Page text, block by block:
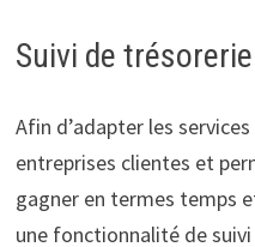
Suivi de
Afin d’adapter les
entreprises clientes et
gagner en termes temps
une fonctionnalité de